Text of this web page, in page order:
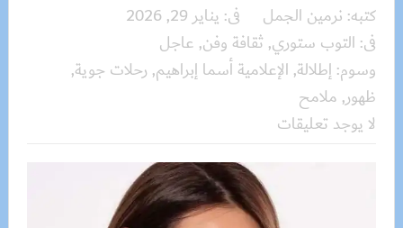
كتبه: نرمين الجمل فى: يناير 29, 2026
فى: التوب ستوري, ثقافة وفن, عاجل
وسوم: إطلالة, الإعلامية أسما إبراهيم, رحلات جوية,
ظهور, ملامح
لا يوجد تعليقات